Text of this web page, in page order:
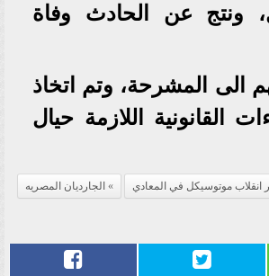
ونتج عن الحادث وفاة
الى المشرحة، وتم اتخاذ
القانونية اللازمة حيال
موتوسيكل في المعادي الجارديان المصريه